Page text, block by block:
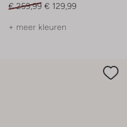
€ 259,99 € 129,99
+ meer kleuren